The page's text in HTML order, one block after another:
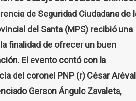
de Seguridad Ciudadana de
del Santa (MPS) recibió una
finalidad de ofrecer un buen
El evento contó con la
del coronel PNP (r) César
Gerson Ángulo Zavaleta,